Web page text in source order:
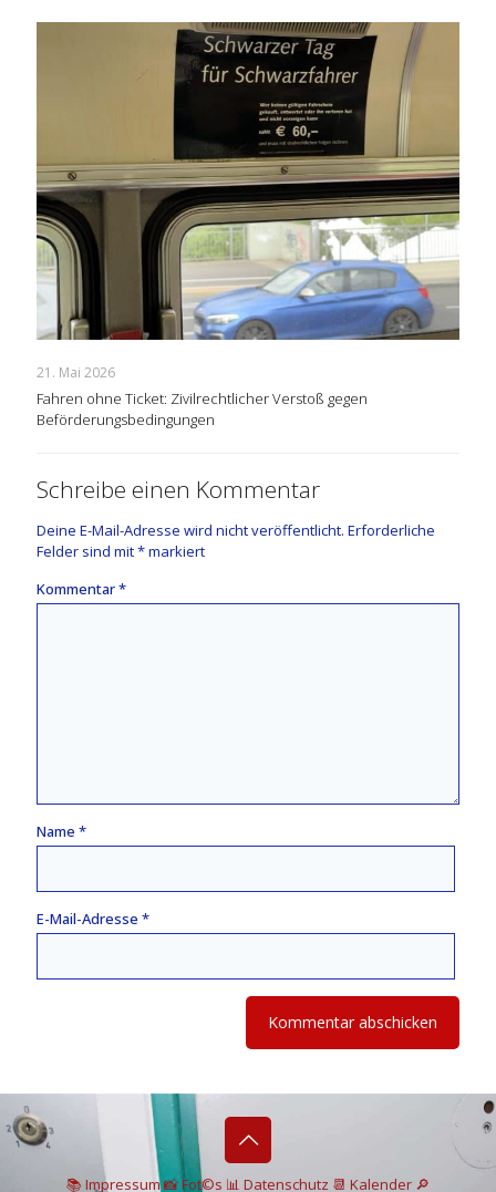
21. Mai 2026
Fahren ohne Ticket: Zivilrechtlicher Verstoß gegen
Beförderungsbedingungen
Schreibe einen Kommentar
Deine E-Mail-Adresse wird nicht veröffentlicht. Erforderliche
Felder sind mit*markiert
Kommentar*
Name *
E-Mail-Adresse *
📚 Impressum📸Fot©s 📊 Datenschutz 📆 Kalender 🔎